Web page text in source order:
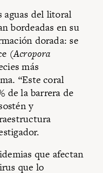
aguas del litoral
bordeadas en su
dorada: se
(Acropora
más
“Este coral
de la barrera de
y
que afectan
que lo